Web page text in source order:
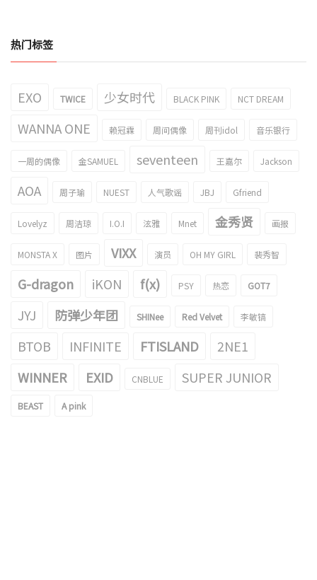
热门标签
EXO TWICE 少女时代 BLACK PINK NCT DREAM
WANNA ONE 赖冠霖 周间偶像 周刊idol 音乐银行
一周的偶像 金SAMUEL seventeen 王嘉尔 Jackson
AOA 周子瑜 NUEST 人气歌谣 JBJ Gfriend
Lovelyz 周洁琼 I.O.I 泫雅 Mnet 金秀贤 画报
MONSTA X 图片 VIXX 演员 OH MY GIRL 裴秀智
G-dragon iKON f(x) PSY 热恋 GOT7
JYJ 防弹少年团 SHINee Red Velvet 李敏镐
BTOB INFINITE FTISLAND
2NE1
WINNER
EXID CNBLUE SUPER JUNIOR
BEAST A pink